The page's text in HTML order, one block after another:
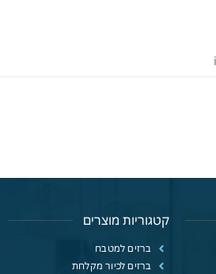
קטגוריות מוצרים
ברזים למטבח
ברזים לכיור מקלחת